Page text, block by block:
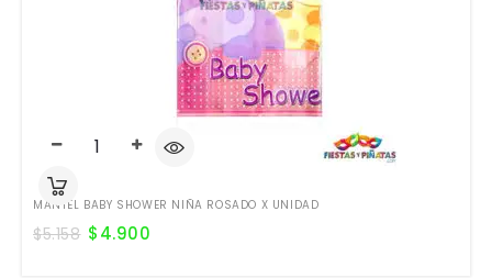
MANTEL BABY SHOWER NIÑA ROSADO X UNIDAD
$5.158 $4.900